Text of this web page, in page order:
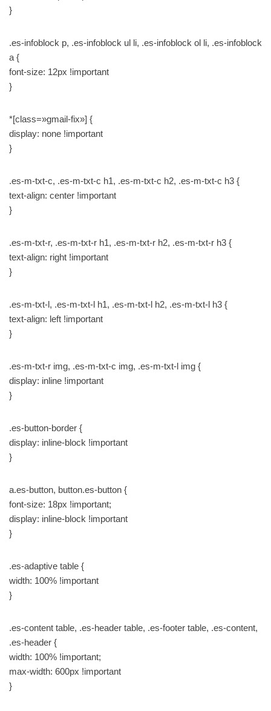
}
.es-infoblock p, .es-infoblock ul li, .es-infoblock ol li, .es-infoblock
a {
font-size: 12px !important
}
*[class=»gmail-fix»] {
display: none !important
}
.es-m-txt-c, .es-m-txt-c h1, .es-m-txt-c h2, .es-m-txt-c h3 {
text-align: center !important
}
.es-m-txt-r, .es-m-txt-r h1, .es-m-txt-r h2, .es-m-txt-r h3 {
text-align: right !important
}
.es-m-txt-l, .es-m-txt-l h1, .es-m-txt-l h2, .es-m-txt-l h3 {
text-align: left !important
}
.es-m-txt-r img, .es-m-txt-c img, .es-m-txt-l img {
display: inline !important
}
.es-button-border {
display: inline-block !important
}
a.es-button, button.es-button {
font-size: 18px !important;
display: inline-block !important
}
.es-adaptive table {
width: 100% !important
}
.es-content table, .es-header table, .es-footer table, .es-content,
.es-header {
width: 100% !important;
max-width: 600px !important
}